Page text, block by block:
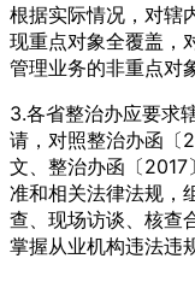
根据实际情况，对辖
现重点对象全覆盖，
管理业务的非重点对
3.各省整治办应要求
请，对照整治办函〔
文、整治办函〔
准和相关法律法规，
查、现场访谈、核查
掌握从业机构违法违